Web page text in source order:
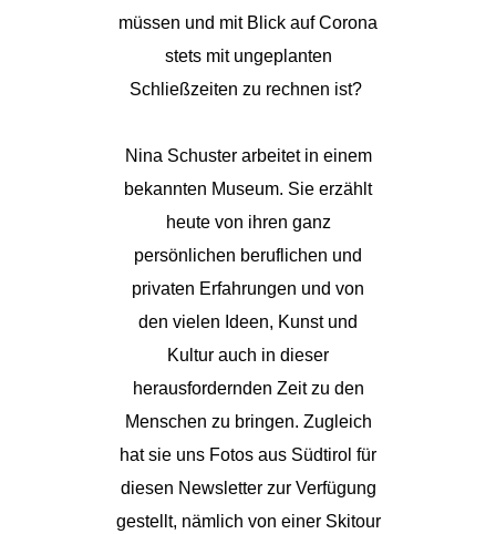
müssen und mit Blick auf Corona
stets mit ungeplanten
Schließzeiten zu rechnen ist?
Nina Schuster arbeitet in einem
bekannten Museum. Sie erzählt
heute von ihren ganz
persönlichen beruflichen und
privaten Erfahrungen und von
den vielen Ideen, Kunst und
Kultur auch in dieser
herausfordernden Zeit zu den
Menschen zu bringen. Zugleich
hat sie uns Fotos aus Südtirol für
diesen Newsletter zur Verfügung
gestellt, nämlich von einer Skitour